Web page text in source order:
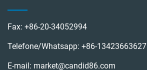
Fax: +86-20-34052994
Telefone/Whatsapp: +86-13423663627
E-mail: market@candid86.com